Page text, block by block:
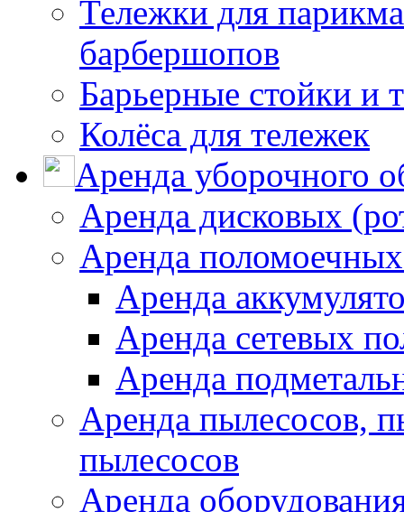
Тележки для
барбершопов
Барьерные стойки и
Колёса для тележек
Аренда уборочного
Аренда дисковых
Аренда
Аренда
Аренда сетевых
Аренда
Аренда пылесосов,
пылесосов
Аренда